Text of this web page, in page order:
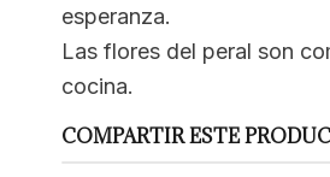
esperanza.
Las flores del peral son
cocina.
COMPARTIR ESTE